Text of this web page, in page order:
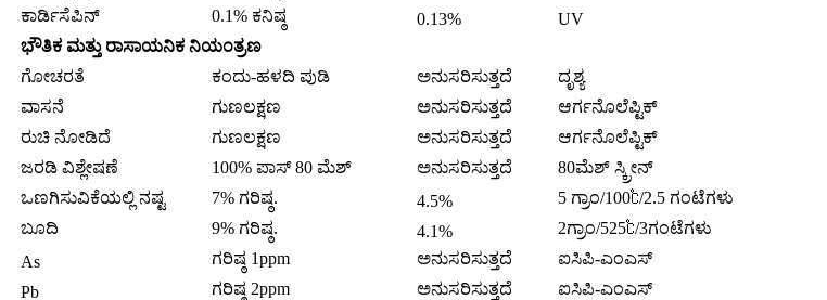
ಕಾರ್ಡಿಸೆಪಿನ್
0.1% ಕನಿಷ್ಠ 0.13%
UV
ಭೌತಿಕ ಮತ್ತು ರಾಸಾಯನಿಕ ನಿಯಂತ್ರಣ
ಗೋಚರತೆ
ಕಂದು-ಹಳದಿ ಪುಡಿ ಅನುಸರಿಸುತ್ತದೆ
ದೃಶ್ಯ
ವಾಸನೆ
ಗುಣಲಕ್ಷಣ ಅನುಸರಿಸುತ್ತದೆ
ಆರ್ಗನೊಲೆಪ್ಟಿಕ್
ರುಚಿ ನೋಡಿದೆ
ಗುಣಲಕ್ಷಣ ಅನುಸರಿಸುತ್ತದೆ
ಆರ್ಗನೊಲೆಪ್ಟಿಕ್
ಜರಡಿ ವಿಶ್ಲೇಷಣೆ
100% ಪಾಸ್ 80 ಮೆಶ್ ಅನುಸರಿಸುತ್ತದೆ
80ಮೆಶ್ ಸ್ಕ್ರೀನ್
ಒಣಗಿಸುವಿಕೆಯಲ್ಲಿ ನಷ್ಟ
7% ಗರಿಷ್ಠ. 4.5%
5 ಗ್ರಾಂ/100℃/2.5 ಗಂಟೆಗಳು
ಬೂದಿ
9% ಗರಿಷ್ಠ. 4.1%
2ಗ್ರಾಂ/525℃/3ಗಂಟೆಗಳು
As
ಗರಿಷ್ಠ 1ppm ಅನುಸರಿಸುತ್ತದೆ
ಐಸಿಪಿ-ಎಂಎಸ್
Pb
ಗರಿಷ್ಠ 2ppm ಅನುಸರಿಸುತ್ತದೆ ಐಸಿಪಿ-ಎಂಎಸ್